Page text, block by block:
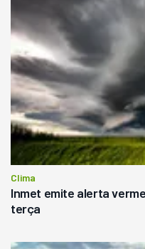
Clima
Inmet emite alerta
terça